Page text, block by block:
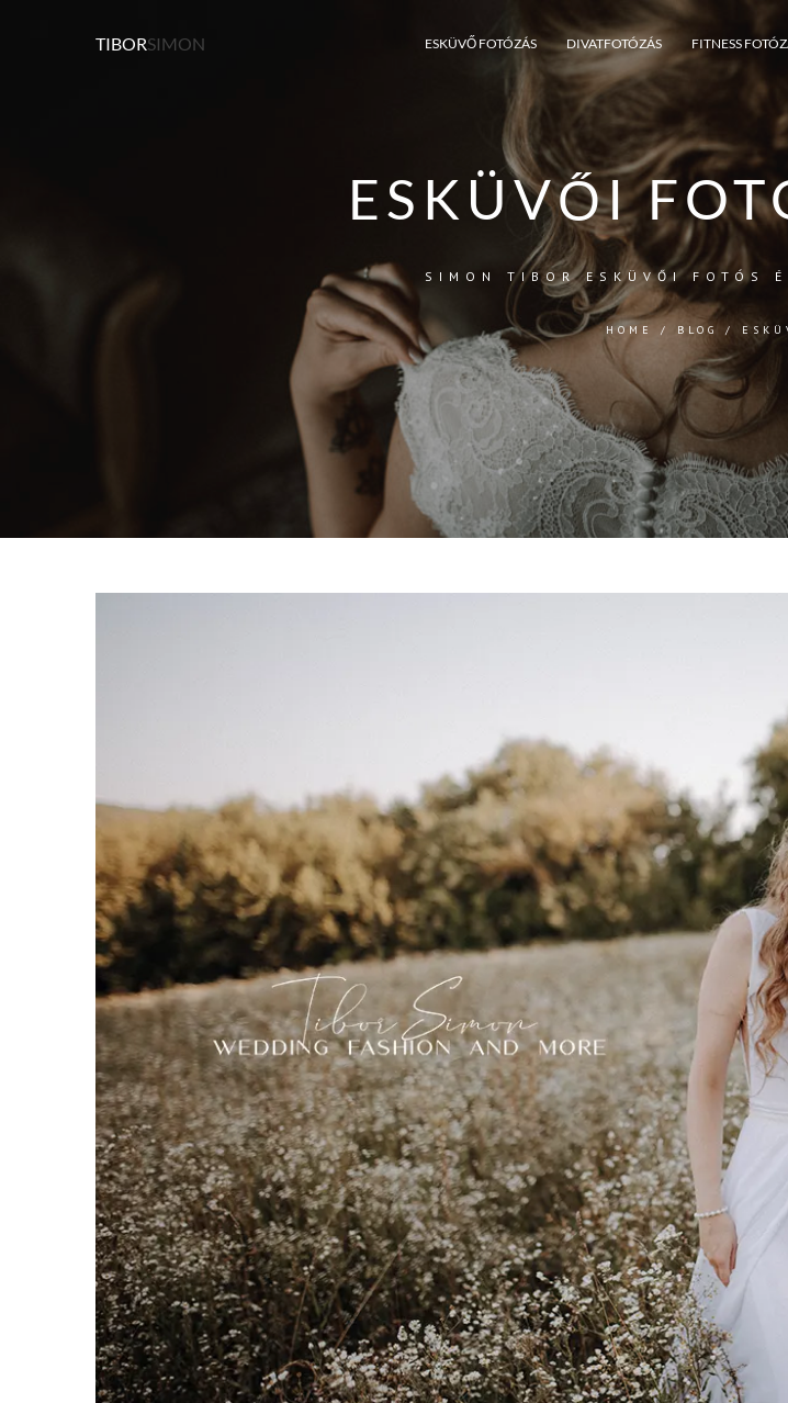
TIBORSIMON ESKÜVŐ FOTÓZÁS DIVATFOTÓZÁS FITNESS
ESKÜVŐI
SIMON TIBOR ESKÜVŐI FOTÓS
HOME / BLOG /